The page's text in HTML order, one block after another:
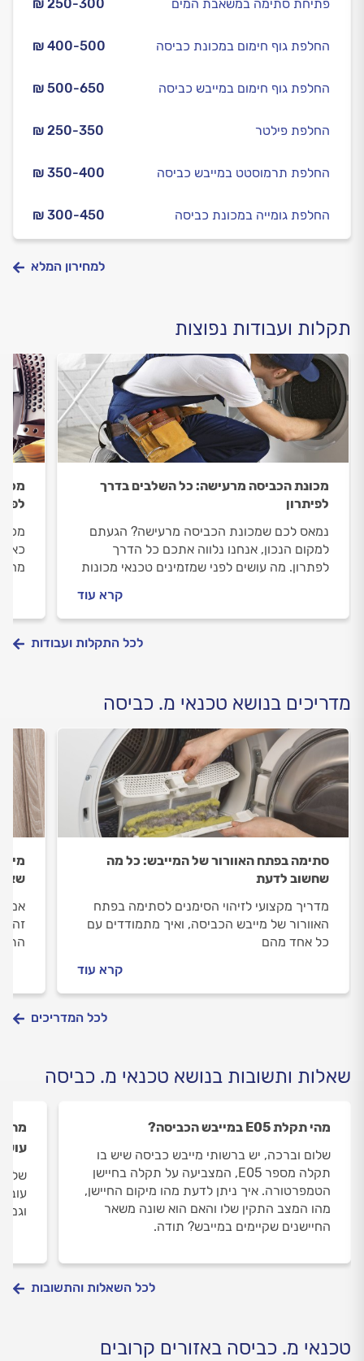
₪ 250-300 פתיחת סתימה במשאבת המים
₪ 400-500 החלפת גוף חימום במכונת כביסה
₪ 500-650 החלפת גוף חימום במייבש כביסה
₪ 250-350 החלפת פילטר
₪ 350-400 החלפת תרמוסטט במייבש כביסה
₪ 300-450 החלפת גומייה במכונת כביסה
למחירון המלא
תקלות ועבודות נפוצות
מכונת הכביסה מרעישה: כל השלבים בדרך
לפיתרון
נמאס לכם שמכונת הכביסה מרעישה? הגעתם
למקום הנכון, אנחנו נלווה אתכם כל הדרך
לפתרון. מה עושים לפני שמזמינים טכנאי מכונות
קרא עוד
כאן
מה
לכל התקלות ועבודות
מדריכים בנושא טכנאי מ. כביסה
סתימה בפתח האוורור של המייבש: כל מה
שחשוב לדעת
מדריך מקצועי לזיהוי הסימנים לסתימה בפתח
האוורור של מייבש הכביסה, ואיך מתמודדים עם
כל אחד מהם
קרא עוד
אם
זה
לכל המדריכים
שאלות ותשובות בנושא טכנאי מ. כביסה
מהי תקלת E05 במייבש הכביסה?
שלום וברכה, יש ברשותי מייבש כביסה שיש בו
תקלה מספר E05, המצביעה על תקלה בחיישן
הטמפרטורה. איך ניתן לדעת מהו מיקום החיישן,
מהו המצב התקין שלו והאם הוא שונה משאר
החיישנים שקיימים במייבש? תודה.
מה
וגם
לכל השאלות והתשובות
טכנאי מ. כביסה באזורים קרובים